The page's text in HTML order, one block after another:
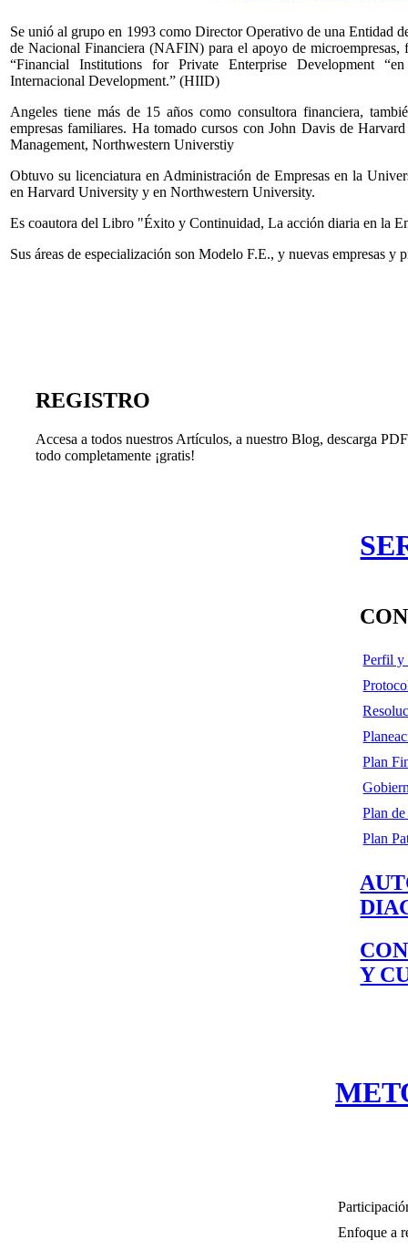
Se unió al grupo en 1993 como Director Operativo de una Entidad
de Nacional Financiera (NAFIN) para el apoyo de
“Financial Institutions for Private Enterprise Development
Internacional Development.” (HIID)
Angeles tiene más de 15 años como consultora financiera,
empresas familiares. Ha tomado cursos con John Davis de
Management, Northwestern Universtiy
Obtuvo su licenciatura en Administración de Empresas en la
en Harvard University y en Northwestern University.
Es coautora del Libro "Éxito y Continuidad, La acción diaria en la
Sus áreas de especialización son Modelo F.E., y nuevas empresas y
REGISTRO
Accesa a todos nuestros Artículos, a nuestro Blog, descarga
todo completamente ¡gratis!
Perfil y
Plan
Plan
Plan
Y
Enfoque a